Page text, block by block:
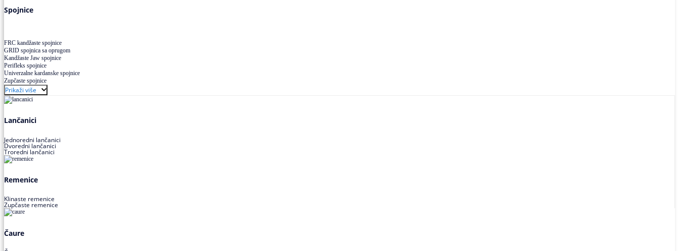
Spojnice
FRC kandžaste spojnice
GRID spojnica sa oprugom
Kandžaste Jaw spojnice
Perifleks spojnice
Univerzalne kardanske spojnice
Zupčaste spojnice
Prikaži više
Lančanici
Jednoredni lančanici
Dvoredni lančanici
Troredni lančanici
Remenice
Klinaste remenice
Zupčaste remenice
Čaure